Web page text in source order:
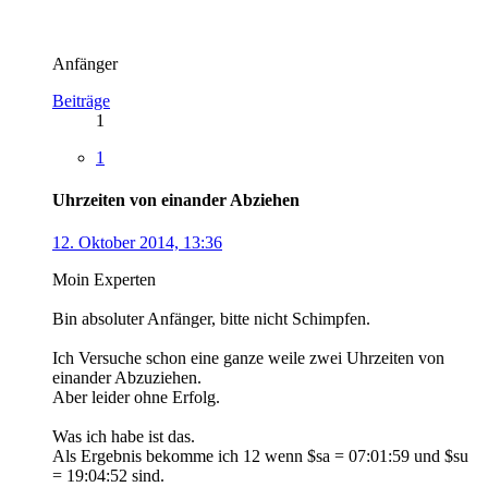
Anfänger
Beiträge
1
1
Uhrzeiten von einander Abziehen
12. Oktober 2014, 13:36
Moin Experten
Bin absoluter Anfänger, bitte nicht Schimpfen.
Ich Versuche schon eine ganze weile zwei Uhrzeiten von
einander Abzuziehen.
Aber leider ohne Erfolg.
Was ich habe ist das.
Als Ergebnis bekomme ich 12 wenn $sa = 07:01:59 und $su
= 19:04:52 sind.